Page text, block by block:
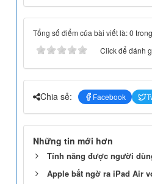
Tổng số điểm của bài viết là: 0
Click để đánh
Chia sẻ: Facebook
Những tin mới hơn
Tính năng được người
Apple bất ngờ ra iPad Air